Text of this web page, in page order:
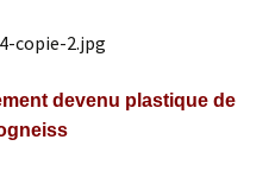
devenu plastique de